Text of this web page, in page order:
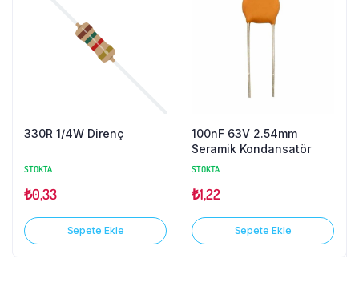
330R 1/4W Direnç
STOKTA
₺0,33
Sepete Ekle
100nF 63V 2.54mm
Seramik Kondansatör
STOKTA
₺1,22
Sepete Ekle